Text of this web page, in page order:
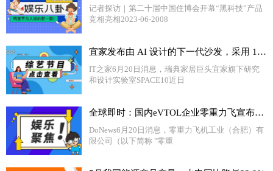
记者探访｜第二十届中国住博会开幕“黑科技”产品
竞相亮相2023-06-2008
宜家发布由 AI 设计的下一代沙发，采用 100% 可回收材料 焦点速递
IT之家6月20日消息，瑞典家居巨头宜家旗下研究
和设计实验室SPACE10近日
全球即时：国内eVTOL企业零重力飞宣布完成近亿元新一轮融资
DoNews6月20日消息，零重力飞机工业（合肥）有
限公司（以下简称 "零重